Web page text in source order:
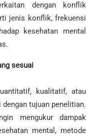
dengan konflik
jenis konflik, frekuensi
kesehatan mental
sesuai
kualitatif, atau
tujuan penelitian.
mengukur dampak
mental, metode